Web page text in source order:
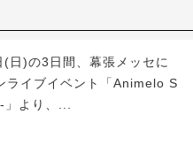
)の3日間、幕張メッセに
ライブイベント「Animelo S
より、...